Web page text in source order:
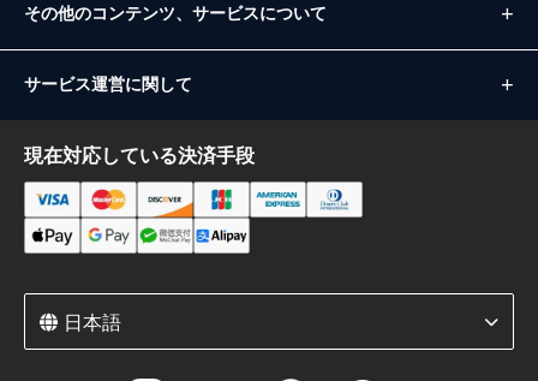
その他のコンテンツ、サービスについて
サービス運営に関して
現在対応している決済手段
日本語